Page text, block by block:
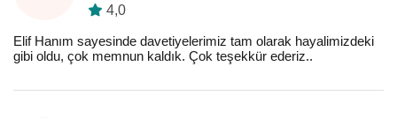
4,0
Elif Hanım sayesinde davetiyelerimiz tam olarak hayalimizdeki
gibi oldu, çok memnun kaldık. Çok teşekkür ederiz..